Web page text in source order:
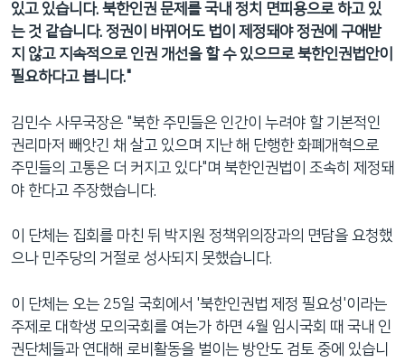
으
로
이
있고 있습니다. 북한인권 문제를 국내 정치 면피용으로 하고 있
는 것 같습니다. 정권이 바뀌어도 법이 제정돼야 정권에 구애받
지 않고 지속적으로 인권 개선을 할 수 있으므로 북한인권법안이
필요하다고 봅니다."
김민수 사무국장은 "북한 주민들은 인간이 누려야 할 기본적인
권리마저 빼앗긴 채 살고 있으며 지난 해 단행한 화폐개혁으로
주민들의 고통은 더 커지고 있다"며 북한인권법이 조속히 제정돼
야 한다고 주장했습니다.
이 단체는 집회를 마친 뒤 박지원 정책위의장과의 면담을 요청했
으나 민주당의 거절로 성사되지 못했습니다.
이 단체는 오는 25일 국회에서 '북한인권법 제정 필요성'이라는
주제로 대학생 모의국회를 여는가 하면 4월 임시국회 때 국내 인
권단체들과 연대해 로비활동을 벌이는 방안도 검토 중에 있습니